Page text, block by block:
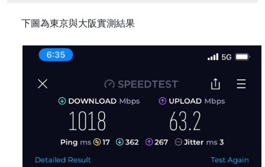
下圖為東京與大阪實測結果